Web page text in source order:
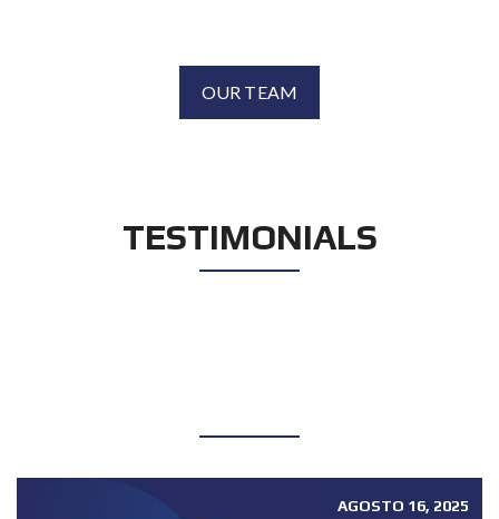
OUR TEAM
TESTIMONIALS
AGOSTO 16, 2025